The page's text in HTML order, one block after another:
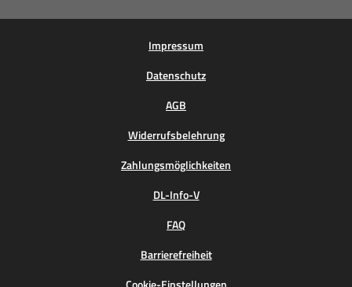
Impressum
Datenschutz
AGB
Widerrufsbelehrung
Zahlungsmöglichkeiten
DL-Info-V
FAQ
Barrierefreiheit